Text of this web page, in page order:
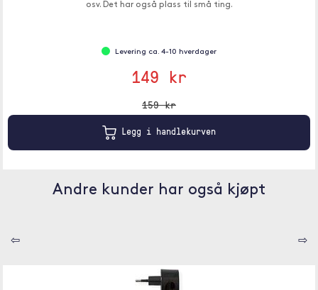
osv. Det har også plass til små ting.
Levering ca. 4-10 hverdager
149 kr
159 kr
Legg i handlekurven
Andre kunder har også kjøpt
⇦ ⇨